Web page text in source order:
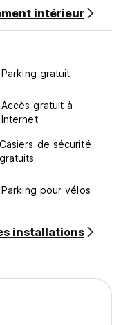
intérieur
Parking gratuit
Accès gratuit à
Internet
Casiers de sécurité
gratuits
Parking pour vélos
installations